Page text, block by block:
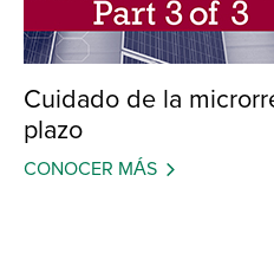
Cuidado de la
plazo
CONOCER MÁS